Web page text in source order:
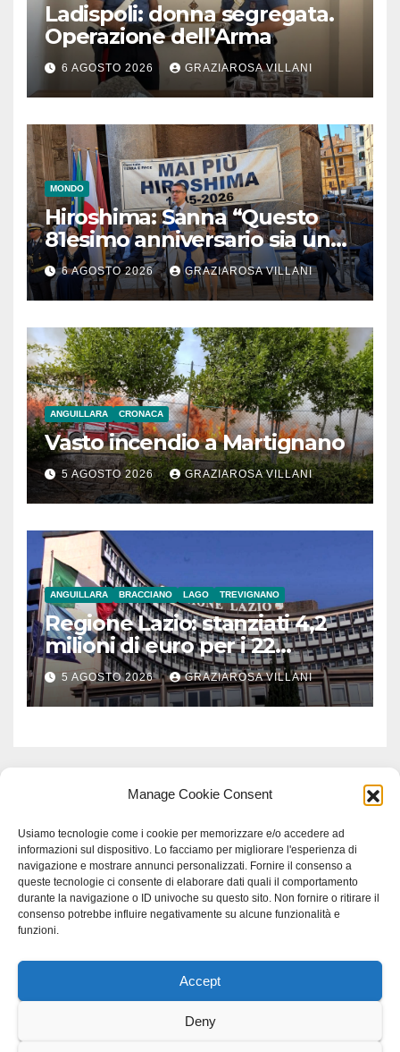
Manage Cookie Consent
Usiamo tecnologie come i cookie per memorizzare e/o accedere ad
informazioni sul dispositivo. Lo facciamo per migliorare l'esperienza di
navigazione e mostrare annunci personalizzati. Fornire il consenso a
queste tecnologie ci consente di elaborare dati quali il comportamento
durante la navigazione o ID univoche su questo sito. Non fornire o ritirare il
consenso potrebbe influire negativamente su alcune funzionalità e
funzioni.
Accept
Deny
Ladispoli: donna segregata.
Operazione dell’Arma
6 AGOSTO 2026 GRAZIAROSA VILLANI
MONDO
Hiroshima: Sanna “Questo
81esimo anniversario sia un
monito per tutti”
6 AGOSTO 2026 GRAZIAROSA VILLANI
ANGUILLARA CRONACA
Vasto incendio a Martignano
5 AGOSTO 2026 GRAZIAROSA VILLANI
ANGUILLARA BRACCIANO LAGO TREVIGNANO
Regione Lazio: stanziati 4,2
milioni di euro per i 22
Comuni dell’Etruria
Meridionale
5 AGOSTO 2026 GRAZIAROSA VILLANI
Proudly powered by WordPress|Tema: Newspaperex di
Scienza studio specialistico bracciano